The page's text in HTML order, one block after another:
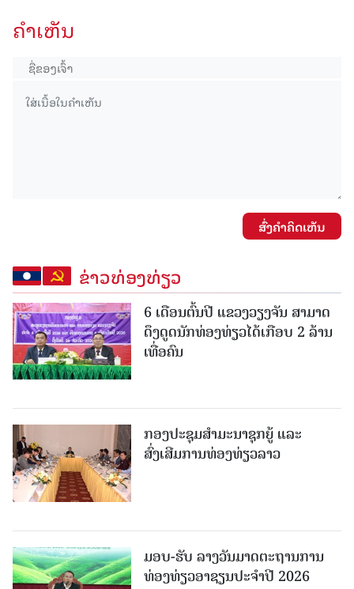
ຄໍາເຫັນ
ສົ່ງຄໍາຄິດເຫັນ
ຂ່າວທ່ອງທ່ຽວ
6 ເດືອນຕົ້ນປີ ແຂວງວຽງຈັນ ສາມາດ
ດຶງດູດນັກທ່ອງທ່ຽວໄດ້ເກືອບ 2 ລ້ານ
ເທື່ອຄົນ
ກອງປະຊຸມສຳມະນາຊຸກຍູ້ ແລະ
ສົ່ງເສີມການທ່ອງທ່ຽວລາວ
ມອບ-ຮັບ ລາງວັນມາດຕະຖານການ
ທ່ອງທ່ຽວອາຊຽນປະຈຳປີ 2026